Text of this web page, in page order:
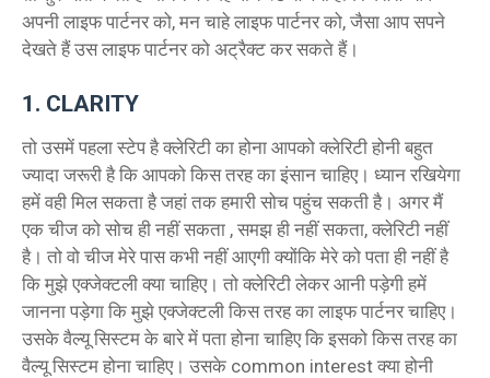
अपनी लाइफ पार्टनर को, मन चाहे लाइफ पार्टनर को, जैसा आप सपने
देखते हैं उस लाइफ पार्टनर को अट्रैक्ट कर सकते हैं।
1. CLARITY
तो उसमें पहला स्टेप है क्लेरिटी का होना आपको क्लेरिटी होनी बहुत
ज्यादा जरूरी है कि आपको किस तरह का इंसान चाहिए। ध्यान रखियेगा
हमें वही मिल सकता है जहां तक हमारी सोच पहुंच सकती है। अगर मैं
एक चीज को सोच ही नहीं सकता , समझ ही नहीं सकता, क्लेरिटी नहीं
है। तो वो चीज मेरे पास कभी नहीं आएगी क्योंकि मेरे को पता ही नहीं है
कि मुझे एक्जेक्टली क्या चाहिए। तो क्लेरिटी लेकर आनी पड़ेगी हमें
जानना पड़ेगा कि मुझे एक्जेक्टली किस तरह का लाइफ पार्टनर चाहिए।
उसके वैल्यू सिस्टम के बारे में पता होना चाहिए कि इसको किस तरह का
वैल्यू सिस्टम होना चाहिए। उसके common interest क्या होनी